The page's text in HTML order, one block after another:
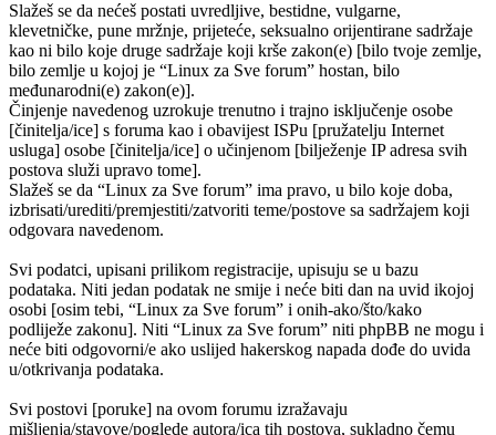
Slažeš se da nećeš postati uvredljive, bestidne, vulgarne,
klevetničke, pune mržnje, prijeteće, seksualno orijentirane sadržaje
kao ni bilo koje druge sadržaje koji krše zakon(e) [bilo tvoje zemlje,
bilo zemlje u kojoj je “Linux za Sve forum” hostan, bilo
međunarodni(e) zakon(e)].
Činjenje navedenog uzrokuje trenutno i trajno isključenje osobe
[činitelja/ice] s foruma kao i obavijest ISPu [pružatelju Internet
usluga] osobe [činitelja/ice] o učinjenom [bilježenje IP adresa svih
postova služi upravo tome].
Slažeš se da “Linux za Sve forum” ima pravo, u bilo koje doba,
izbrisati/urediti/premjestiti/zatvoriti teme/postove sa sadržajem koji
odgovara navedenom.
Svi podatci, upisani prilikom registracije, upisuju se u bazu
podataka. Niti jedan podatak ne smije i neće biti dan na uvid ikojoj
osobi [osim tebi, “Linux za Sve forum” i onih-ako/što/kako
podliježe zakonu]. Niti “Linux za Sve forum” niti phpBB ne mogu i
neće biti odgovorni/e ako uslijed hakerskog napada dođe do uvida
u/otkrivanja podataka.
Svi postovi [poruke] na ovom forumu izražavaju
mišljenja/stavove/poglede autora/ica tih postova, sukladno čemu